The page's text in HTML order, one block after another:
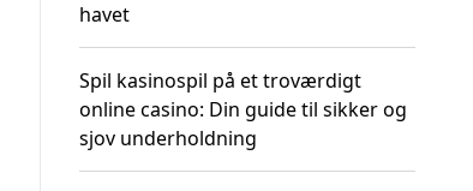
havet
Spil kasinospil på et troværdigt
online casino: Din guide til sikker og
sjov underholdning